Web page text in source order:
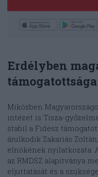
Erdélyben
támogatottsága
Miközben
intézet is Tisza-
stabil a Fidesz
árulkodik Zakariás
elnökének nyilatkozata.
az RMDSZ alapítványa
eljuttatását és a